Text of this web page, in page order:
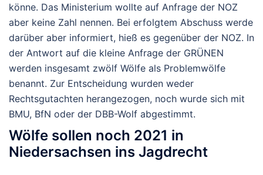
könne. Das Ministerium wollte auf Anfrage der NOZ
aber keine Zahl nennen. Bei erfolgtem Abschuss werde
darüber aber informiert, hieß es gegenüber der NOZ. In
der Antwort auf die kleine Anfrage der GRÜNEN
werden insgesamt zwölf Wölfe als Problemwölfe
benannt. Zur Entscheidung wurden weder
Rechtsgutachten herangezogen, noch wurde sich mit
BMU, BfN oder der DBB-Wolf abgestimmt.
Wölfe sollen noch 2021 in
Niedersachsen ins Jagdrecht